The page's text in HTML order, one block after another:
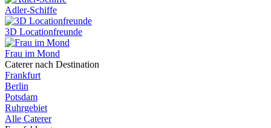
Adler-Schiffe
3D Locationfreunde
Frau im Mond
Caterer nach Destination
Frankfurt
Berlin
Potsdam
Ruhrgebiet
Alle Caterer